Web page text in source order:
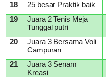
18
25 besar Praktik baik
19
Juara 2 Tenis Meja
Tunggal putri
20
Juara 3 Bersama Voli
Campuran
21
Juara 3 Senam
Kreasi